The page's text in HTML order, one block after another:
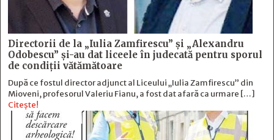
Directorii de la „Iulia Zamfirescu” și „Alexandru
Odobescu” și-au dat liceele în judecată pentru sporul
de condiții vătămătoare
După ce fostul director adjunct al Liceului „Iulia Zamfirescu” din
Mioveni, profesorul Valeriu Fianu, a fost dat afară ca urmare […]
Citește!